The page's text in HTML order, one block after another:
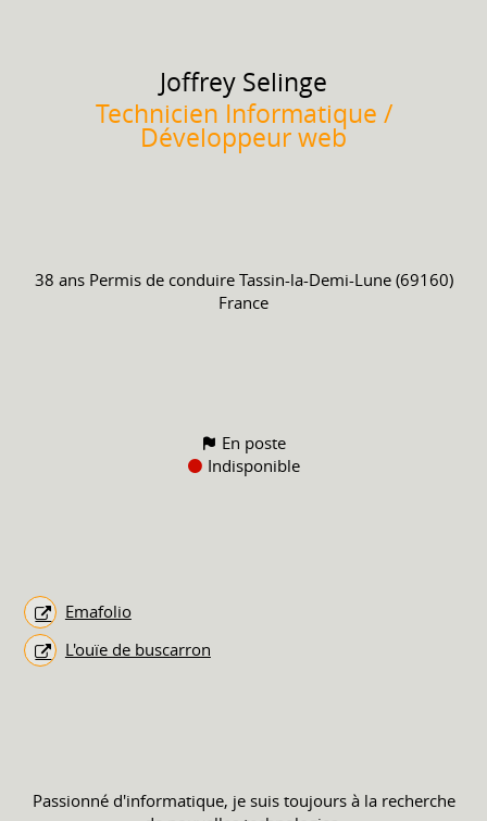
Joffrey Selinge
Technicien Informatique /
Développeur web
38 ans Permis de conduire Tassin-la-Demi-Lune (69160)
France
En poste
Indisponible
Emafolio
L'ouïe de buscarron
Passionné d'informatique, je suis toujours à la recherche